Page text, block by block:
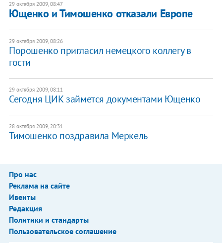
29 октября 2009, 08:47
Ющенко и Тимошенко отказали Европе
29 октября 2009, 08:26
Порошенко пригласил немецкого коллегу в
гости
29 октября 2009, 08:11
Сегодня ЦИК займется документами Ющенко
28 октября 2009, 20:31
Тимошенко поздравила Меркель
Про нас
Реклама на сайте
Ивенты
Редакция
Политики и стандарты
Пользовательское соглашение